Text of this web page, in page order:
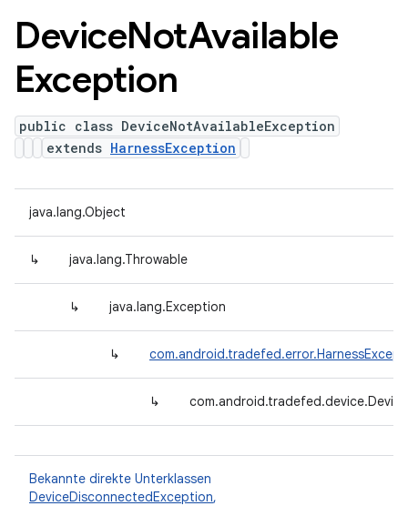
DeviceNotAvailable
Exception
public class DeviceNotAvailableException
extends HarnessException
java.lang.Object
↳ java.lang.Throwable
↳ java.lang.Exception
↳
↳
Bekannte direkte Unterklassen
DeviceDisconnectedException,